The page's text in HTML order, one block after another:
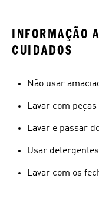
INFORMAÇÃO
CUIDADOS
Não usar
Lavar com
Lavar e passar
Usar
Lavar com os